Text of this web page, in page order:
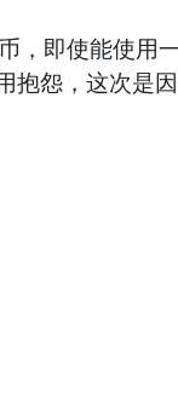
即使能使用
怨，这次是